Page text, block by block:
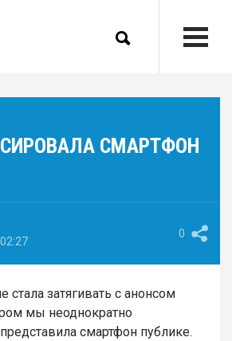
СМАРТФОН
0
стала затягивать с анонсом
мы неоднократно
смартфон публике.